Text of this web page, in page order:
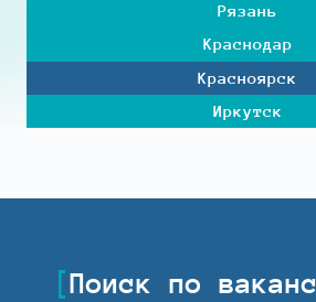
Рязань
Краснодар
Красноярск
Иркутск
Поиск по